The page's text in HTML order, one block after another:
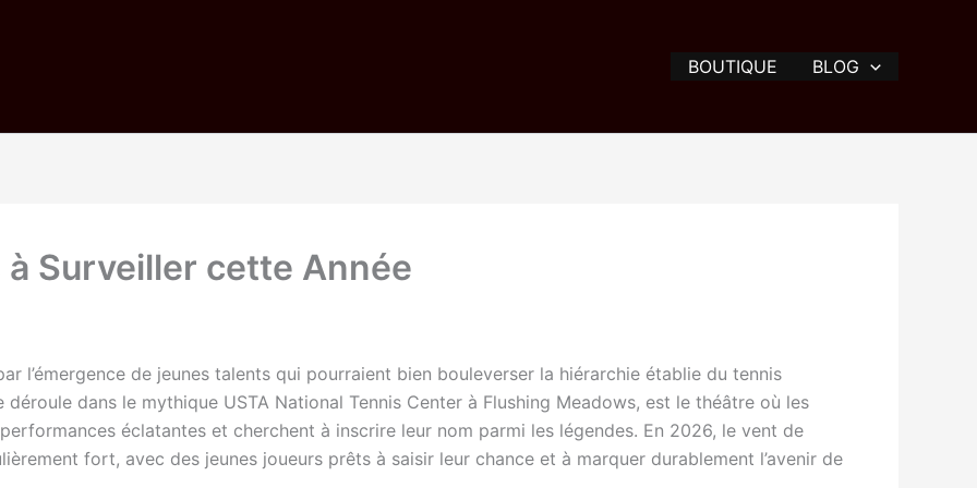
BOUTIQUE BLOG
à Surveiller cette Année
l’émergence de jeunes talents qui pourraient bien bouleverser la hiérarchie établie du tennis
dans le mythique USTA National Tennis Center à Flushing Meadows, est le théâtre où les
éclatantes et cherchent à inscrire leur nom parmi les légendes. En 2026, le vent de
fort, avec des jeunes joueurs prêts à saisir leur chance et à marquer durablement l’avenir de